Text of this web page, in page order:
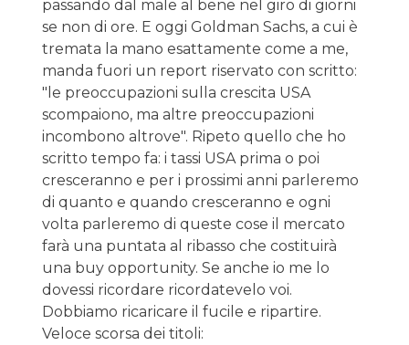
passando dal male al bene nel giro di giorni
se non di ore. E oggi Goldman Sachs, a cui è
tremata la mano esattamente come a me,
manda fuori un report riservato con scritto:
"le preoccupazioni sulla crescita USA
scompaiono, ma altre preoccupazioni
incombono altrove". Ripeto quello che ho
scritto tempo fa: i tassi USA prima o poi
cresceranno e per i prossimi anni parleremo
di quanto e quando cresceranno e ogni
volta parleremo di queste cose il mercato
farà una puntata al ribasso che costituirà
una buy opportunity. Se anche io me lo
dovessi ricordare ricordatevelo voi.
Dobbiamo ricaricare il fucile e ripartire.
Veloce scorsa dei titoli: